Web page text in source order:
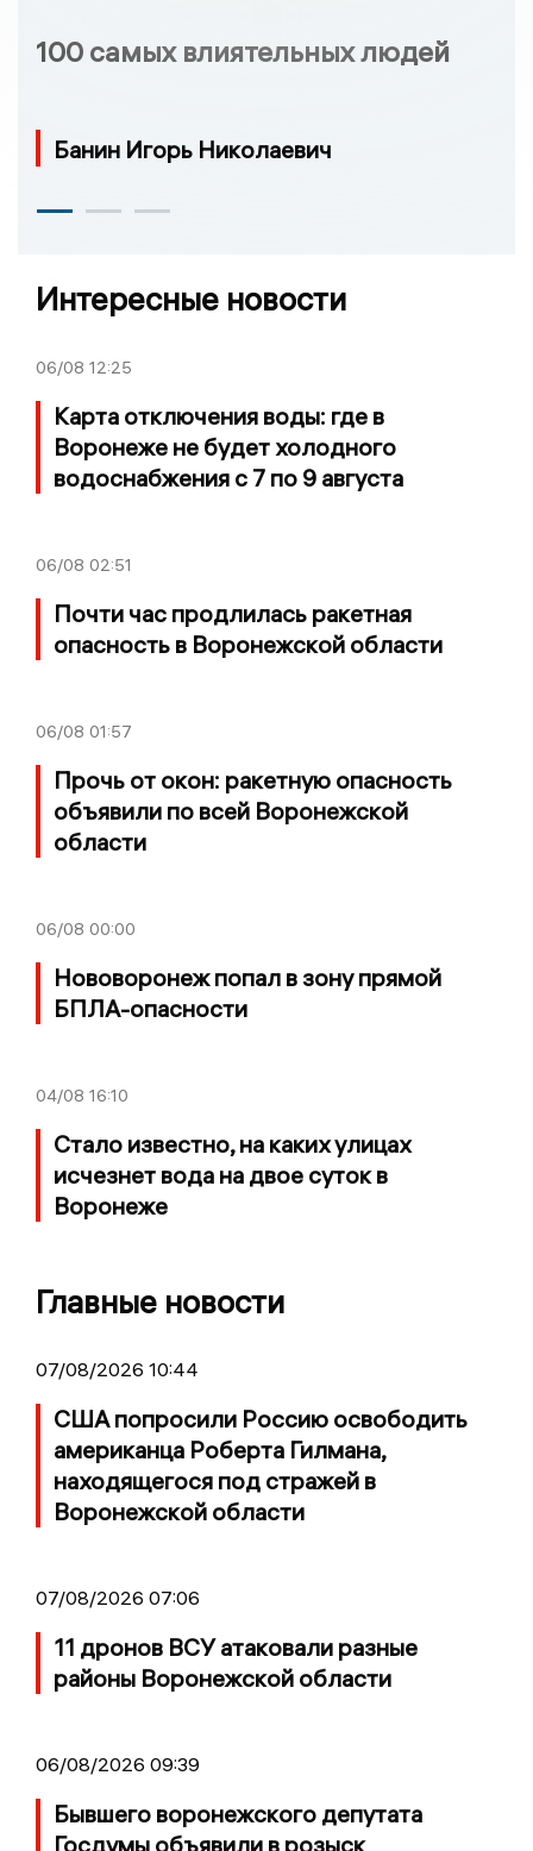
100 самых влиятельных людей
Банин Игорь Николаевич
Интересные новости
06/08 12:25
Карта отключения воды: где в
Воронеже не будет холодного
водоснабжения с 7 по 9 августа
06/08 02:51
Почти час продлилась ракетная
опасность в Воронежской области
06/08 01:57
Прочь от окон: ракетную опасность
объявили по всей Воронежской
области
06/08 00:00
Нововоронеж попал в зону прямой
БПЛА-опасности
04/08 16:10
Стало известно, на каких улицах
исчезнет вода на двое суток в
Воронеже
Главные новости
07/08/2026 10:44
США попросили Россию освободить
американца Роберта Гилмана,
находящегося под стражей в
Воронежской области
07/08/2026 07:06
11 дронов ВСУ атаковали разные
районы Воронежской области
06/08/2026 09:39
Бывшего воронежского депутата
Госдумы объявили в розыск